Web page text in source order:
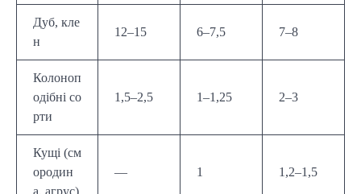
Дуб, кле
н
12–15 6–7,5 7–8
Колоноп
одібні со
рти
1,5–2,5 1–1,25 2–3
Кущі (см
ородин
— 1 1,2–1,5